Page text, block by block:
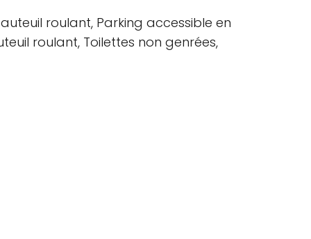
roulant, Parking accessible en
roulant, Toilettes non genrées,